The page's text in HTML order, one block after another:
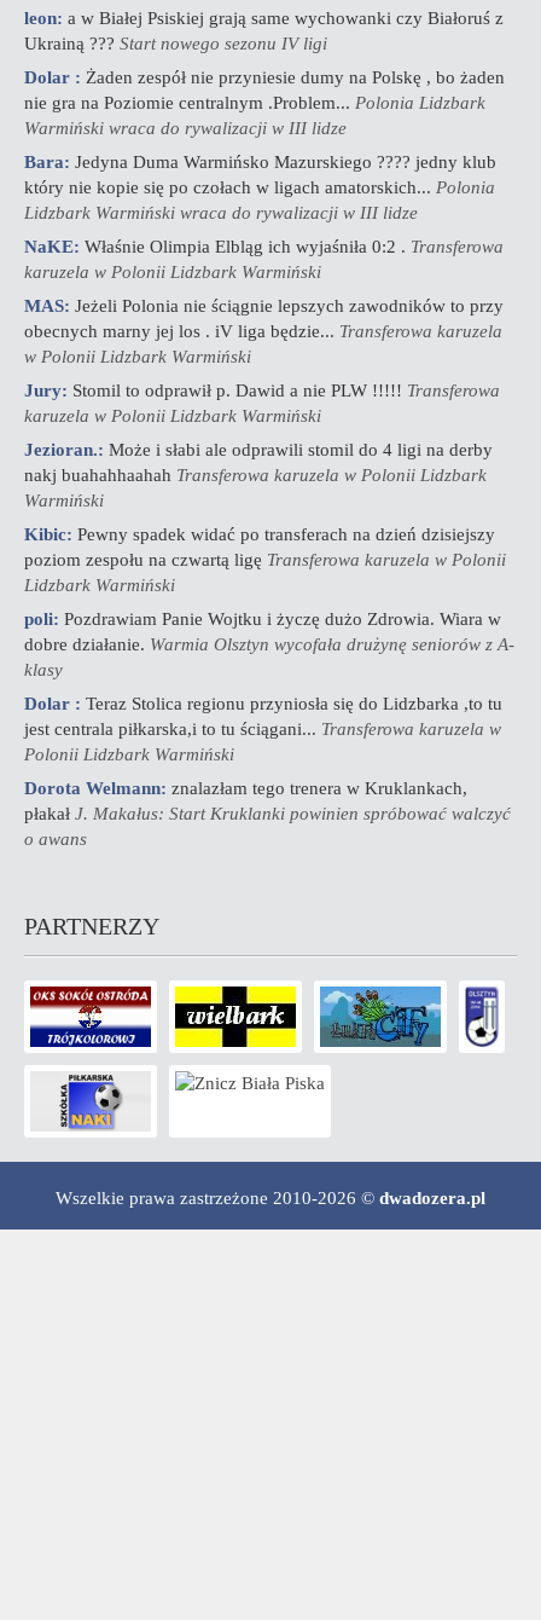
leon: a w Białej Psiskiej grają same wychowanki czy Białoruś z
Ukrainą ??? Start nowego sezonu IV ligi
Dolar : Żaden zespół nie przyniesie dumy na Polskę , bo żaden
nie gra na Poziomie centralnym .Problem... Polonia Lidzbark
Warmiński wraca do rywalizacji w III lidze
Bara: Jedyna Duma Warmińsko Mazurskiego ???? jedny klub
który nie kopie się po czołach w ligach amatorskich... Polonia
Lidzbark Warmiński wraca do rywalizacji w III lidze
NaKE: Właśnie Olimpia Elbląg ich wyjaśniła 0:2 . Transferowa
karuzela w Polonii Lidzbark Warmiński
MAS: Jeżeli Polonia nie ściągnie lepszych zawodników to przy
obecnych marny jej los . iV liga będzie... Transferowa karuzela
w Polonii Lidzbark Warmiński
Jury: Stomil to odprawił p. Dawid a nie PLW !!!!! Transferowa
karuzela w Polonii Lidzbark Warmiński
Jezioran.: Może i słabi ale odprawili stomil do 4 ligi na derby
nakj buahahhaahah Transferowa karuzela w Polonii Lidzbark
Warmiński
Kibic: Pewny spadek widać po transferach na dzień dzisiejszy
poziom zespołu na czwartą ligę Transferowa karuzela w Polonii
Lidzbark Warmiński
poli: Pozdrawiam Panie Wojtku i życzę dużo Zdrowia. Wiara w
dobre działanie. Warmia Olsztyn wycofała drużynę seniorów z A-
klasy
Dolar : Teraz Stolica regionu przyniosła się do Lidzbarka ,to tu
jest centrala piłkarska,i to tu ściągani... Transferowa karuzela w
Polonii Lidzbark Warmiński
Dorota Welmann: znalazłam tego trenera w Kruklankach,
płakał J. Makałus: Start Kruklanki powinien spróbować walczyć
o awans
PARTNERZY
Wszelkie prawa zastrzeżone 2010-2026 © dwadozera.pl